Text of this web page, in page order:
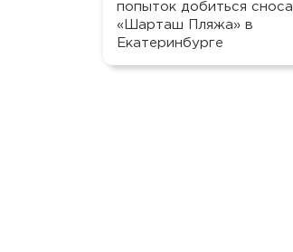
попыток добиться сноса
«Шарташ Пляжа» в
Екатеринбурге